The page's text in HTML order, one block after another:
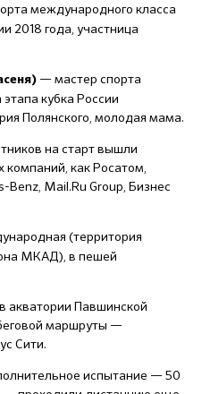
международного класса
2018 года, участница
— мастер спорта
кубка России
Полянского, молодая мама.
на старт вышли
как Росатом,
Mail.Ru Group, Бизнес
(территория
МКАД), в пешей
акватории Павшинской
маршруты —
Сити.
испытание — 50